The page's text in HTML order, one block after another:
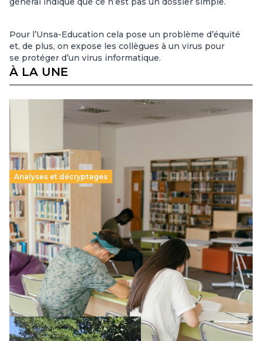
Pour l’Unsa-Education cela pose un problème d’équité
et, de plus, on expose les collègues à un virus pour
se protéger d’un virus informatique.
À LA UNE
Analyses et décryptages
Supérieur privé : une dérive qui met à mal la
promesse républicaine
11 juillet 2026-
Le projet de loi sur la régulation de l’enseignement
supérieur privé met en lumière l’amplification d’un système
qui relègue l’acte pédagogique au superfétatoire, voire à…
Lire la suite →